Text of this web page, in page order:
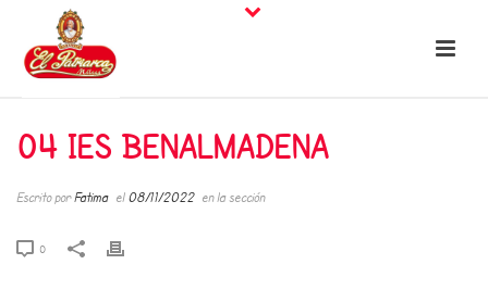
04 IES BENALMADENA
Escrito porFatima el 08/11/2022 en la sección
0